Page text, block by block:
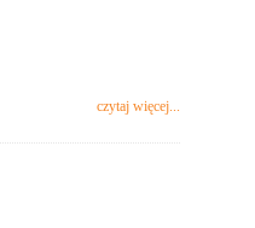
czytaj więcej...